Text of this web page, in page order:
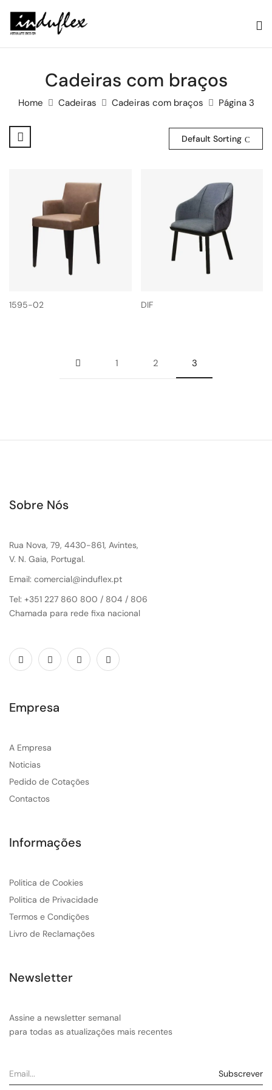
Cadeiras com braços
Home Cadeiras Cadeiras com braços Página 3
Default Sorting
1595-02 DIF
1 2 3
Sobre Nós
Rua Nova, 79, 4430-861, Avintes,
V. N. Gaia, Portugal.
Email: comercial@induflex.pt
Tel: +351 227 860 800 / 804 / 806
Chamada para rede fixa nacional
Empresa
A Empresa
Noticias
Pedido de Cotações
Contactos
Informações
Politica de Cookies
Politica de Privacidade
Termos e Condições
Livro de Reclamações
Newsletter
Assine a newsletter semanal
para todas as atualizações mais recentes